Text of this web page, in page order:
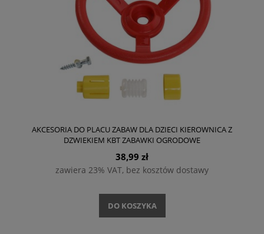
AKCESORIA DO PLACU ZABAW DLA DZIECI KIEROWNICA Z
DZWIEKIEM KBT ZABAWKI OGRODOWE
38,99 zł
zawiera 23% VAT, bez kosztów dostawy
DO KOSZYKA